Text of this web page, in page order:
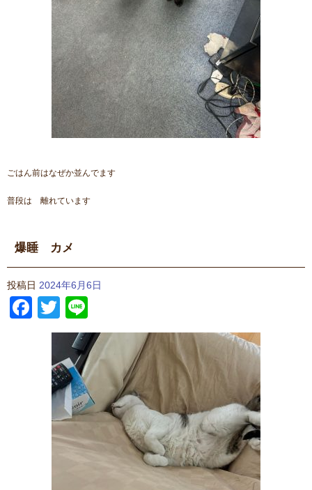
ごはん前はなぜか並んでます
普段は 離れています
爆睡 カメ
投稿日 2024年6月6日
Facebook
Twitter